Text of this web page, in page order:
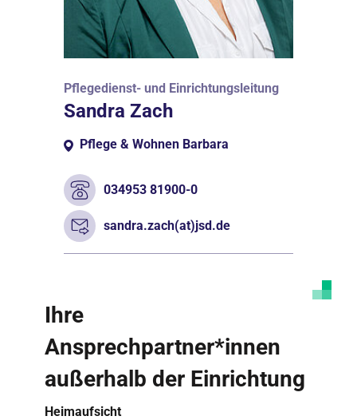
Pflegedienst- und Einrichtungsleitung
Sandra Zach
Pflege & Wohnen Barbara
034953 81900-0
sandra.zach(at)jsd.de
Ihre
Ansprechpartner*innen
außerhalb der Einrichtung
Heimaufsicht